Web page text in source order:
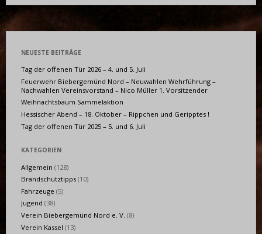
NEUESTE BEITRÄGE
Tag der offenen Tür 2026 – 4. und 5. Juli
Feuerwehr Biebergemünd Nord – Neuwahlen Wehrführung –
Nachwahlen Vereinsvorstand – Nico Müller 1. Vorsitzender
Weihnachtsbaum Sammelaktion
Hessischer Abend – 18. Oktober – Rippchen und Geripptes !
Tag der offenen Tür 2025 – 5. und 6. Juli
KATEGORIEN
Allgemein (128)
Brandschutztipps (10)
Fahrzeuge (5)
Jugend (38)
Verein Biebergemünd Nord e. V. (8)
Verein Kassel (13)